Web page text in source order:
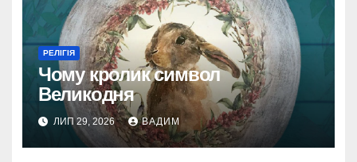
РЕЛІГІЯ
Чому кролик символ
Великодня
ЛИП 29, 2026 ВАДИМ